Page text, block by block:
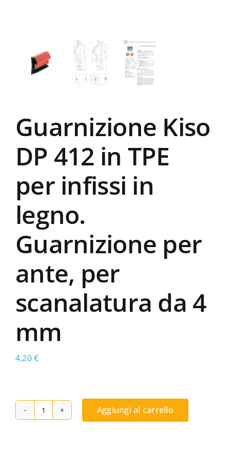
Guarnizione Kiso
DP 412 in TPE
per infissi in
legno.
Guarnizione per
ante, per
scanalatura da 4
mm
4,20€
Guarnizione
Aggiungi al carrello